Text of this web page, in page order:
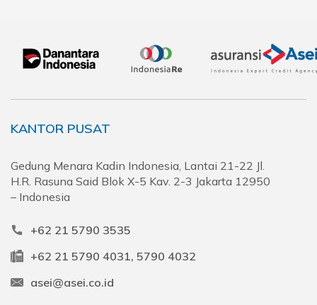
KANTOR PUSAT
Gedung Menara Kadin Indonesia, Lantai 21-22 Jl.
H.R. Rasuna Said Blok X-5 Kav. 2-3 Jakarta 12950
– Indonesia
+62 21 5790 3535
+62 21 5790 4031, 5790 4032
asei@asei.co.id